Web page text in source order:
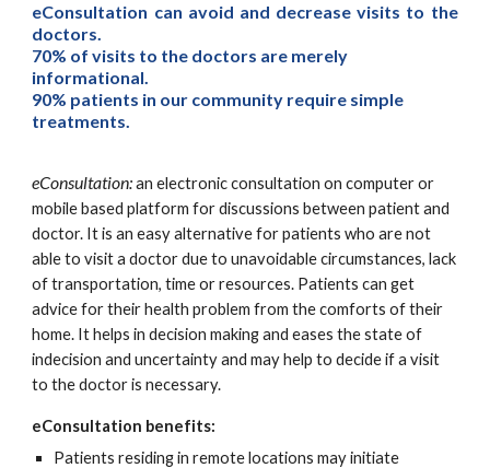
eConsultation can avoid and decrease visits to the
doctors.
70% of visits to the doctors are merely
informational.
90% patients in our community require simple
treatments.
eConsultation:an electronic consultation on computer or
mobile based platform for discussions between patient and
doctor. It is an easy alternative for patients who are not
able to visit a doctor due to unavoidable circumstances, lack
of transportation, time or resources. Patients can get
advice for their health problem from the comforts of their
home. It helps in decision making and eases the state of
indecision and uncertainty and may help to decide if a visit
to the doctor is necessary.
eConsultation benefits:
Patients residing in remote locations may initiate